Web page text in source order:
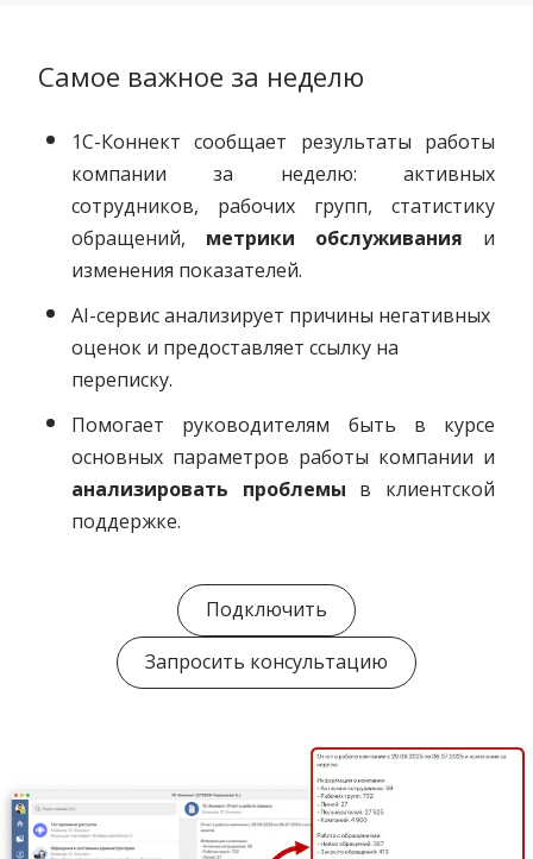
Самое важное за неделю
1С-Коннект сообщает результаты работы
компании за неделю: активных
сотрудников, рабочих групп, статистику
обращений, метрики обслуживания и
изменения показателей.
AI-сервис анализирует причины негативных
оценок и предоставляет ссылку на
переписку.
Помогает руководителям быть в курсе
основных параметров работы компании и
анализировать проблемы в клиентской
поддержке.
Подключить
Запросить консультацию